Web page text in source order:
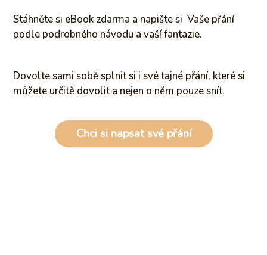
Stáhněte si eBook zdarma a napište si Vaše přání
podle podrobného návodu a vaší fantazie.
Dovolte sami sobě splnit si i své tajné přání, které si
můžete určitě dovolit a nejen o něm pouze snít.
Chci si napsat své přání